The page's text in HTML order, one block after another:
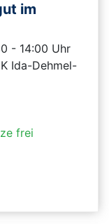
im
- 14:00 Uhr
Ida-Dehmel-
frei